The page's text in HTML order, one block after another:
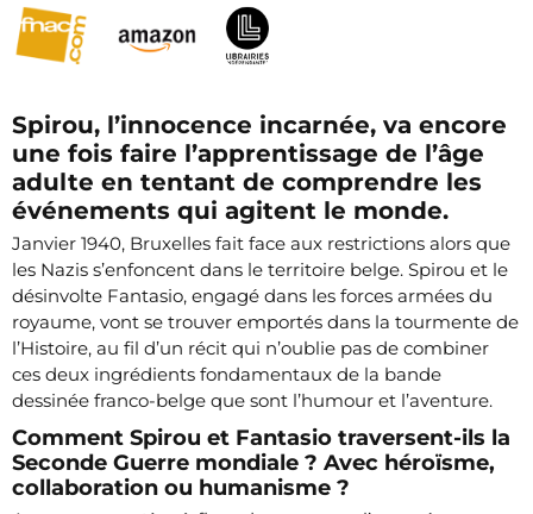
Spirou, l’innocence incarnée, va encore
une fois faire l’apprentissage de l’âge
adulte en tentant de comprendre les
événements qui agitent le monde.
Janvier 1940, Bruxelles fait face aux restrictions alors que
les Nazis s’enfoncent dans le territoire belge. Spirou et le
désinvolte Fantasio, engagé dans les forces armées du
royaume, vont se trouver emportés dans la tourmente de
l’Histoire, au fil d’un récit qui n’oublie pas de combiner
ces deux ingrédients fondamentaux de la bande
dessinée franco-belge que sont l’humour et l’aventure.
Comment Spirou et Fantasio traversent-ils la
Seconde Guerre mondiale ? Avec héroïsme,
collaboration ou humanisme ?